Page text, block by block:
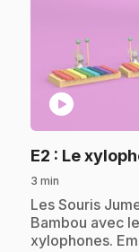
play_circle
E2 : Le
3 min
.Les Souris
Bambou avec
xylophones.